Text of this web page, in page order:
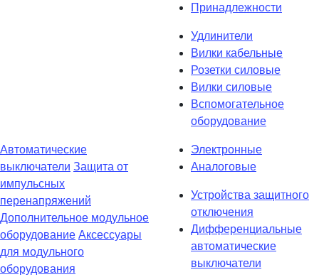
Принадлежности
Удлинители
Вилки кабельные
Розетки силовые
Вилки силовые
Вспомогательное
оборудование
Автоматические
выключатели Защита от
импульсных
перенапряжений
Дополнительное модульное
оборудование Аксессуары
для модульного
оборудования
Электронные
Аналоговые
Устройства защитного
отключения
Дифференциальные
автоматические
выключатели